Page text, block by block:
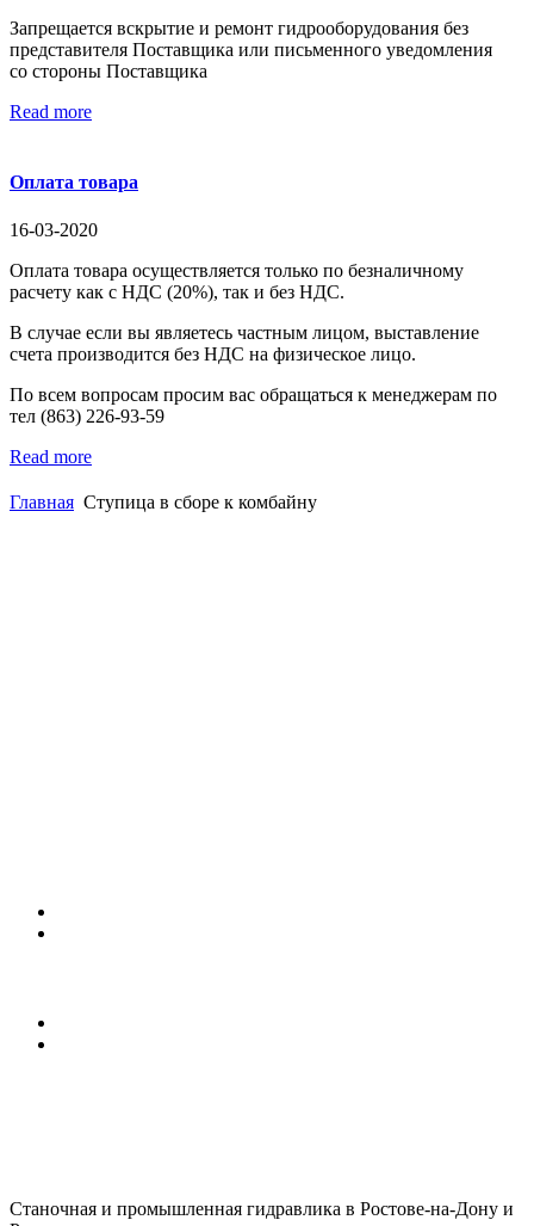
Запрещается вскрытие и ремонт гидрооборудования без
представителя Поставщика или письменного уведомления
со стороны Поставщика
Read more
Оплата товара
16-03-2020
Оплата товара осуществляется только по безналичному
расчету как с НДС (20%), так и без НДС.
В случае если вы являетесь частным лицом, выставление
счета производится без НДС на физическое лицо.
По всем вопросам просим вас обращаться к менеджерам по
тел (863) 226-93-59
Read more
Главная Ступица в сборе к комбайну
Станочная и промышленная гидравлика в Ростове-на-Дону и